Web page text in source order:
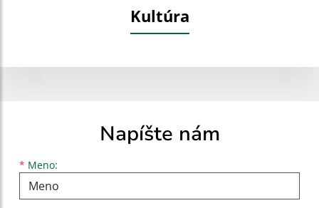
Kultúra
Napíšte nám
* Meno:
Meno
Priezvisko
E-mailová adresa